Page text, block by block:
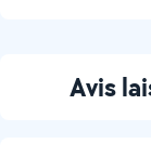
Avis